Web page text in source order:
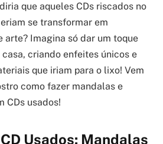
que aqueles CDs riscados no
se transformar em
arte? Imagina só dar um toque
criando enfeites únicos e
que iriam para o lixo! Vem
como fazer mandalas e
CDs usados!
Usados: Mandalas